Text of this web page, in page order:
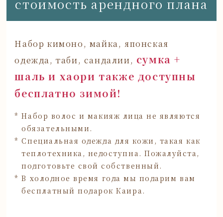
стоимость арендного плана
Набор кимоно, майка, японская
одежда, таби, сандалии, сумка +
шаль и хаори также доступны
бесплатно зимой!
* Набор волос и макияж лица не являются
обязательными.
* Специальная одежда для кожи, такая как
теплотехника, недоступна.Пожалуйста,
подготовьте свой собственный.
* В холодное время года мы подарим вам
бесплатный подарок Каира.